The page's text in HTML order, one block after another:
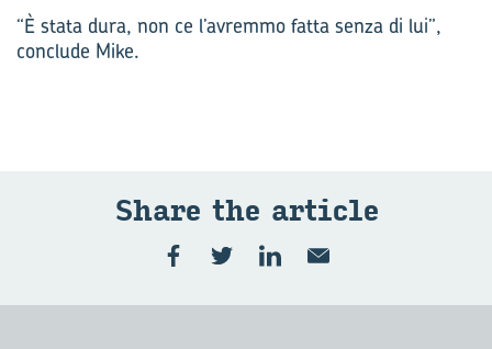
“È stata dura, non ce l’avremmo fatta senza di lui”,
conclude Mike.
Share the ar­ti­cle